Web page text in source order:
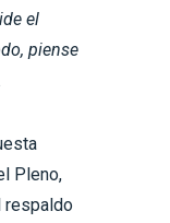
el
piense
Pleno,
respaldo